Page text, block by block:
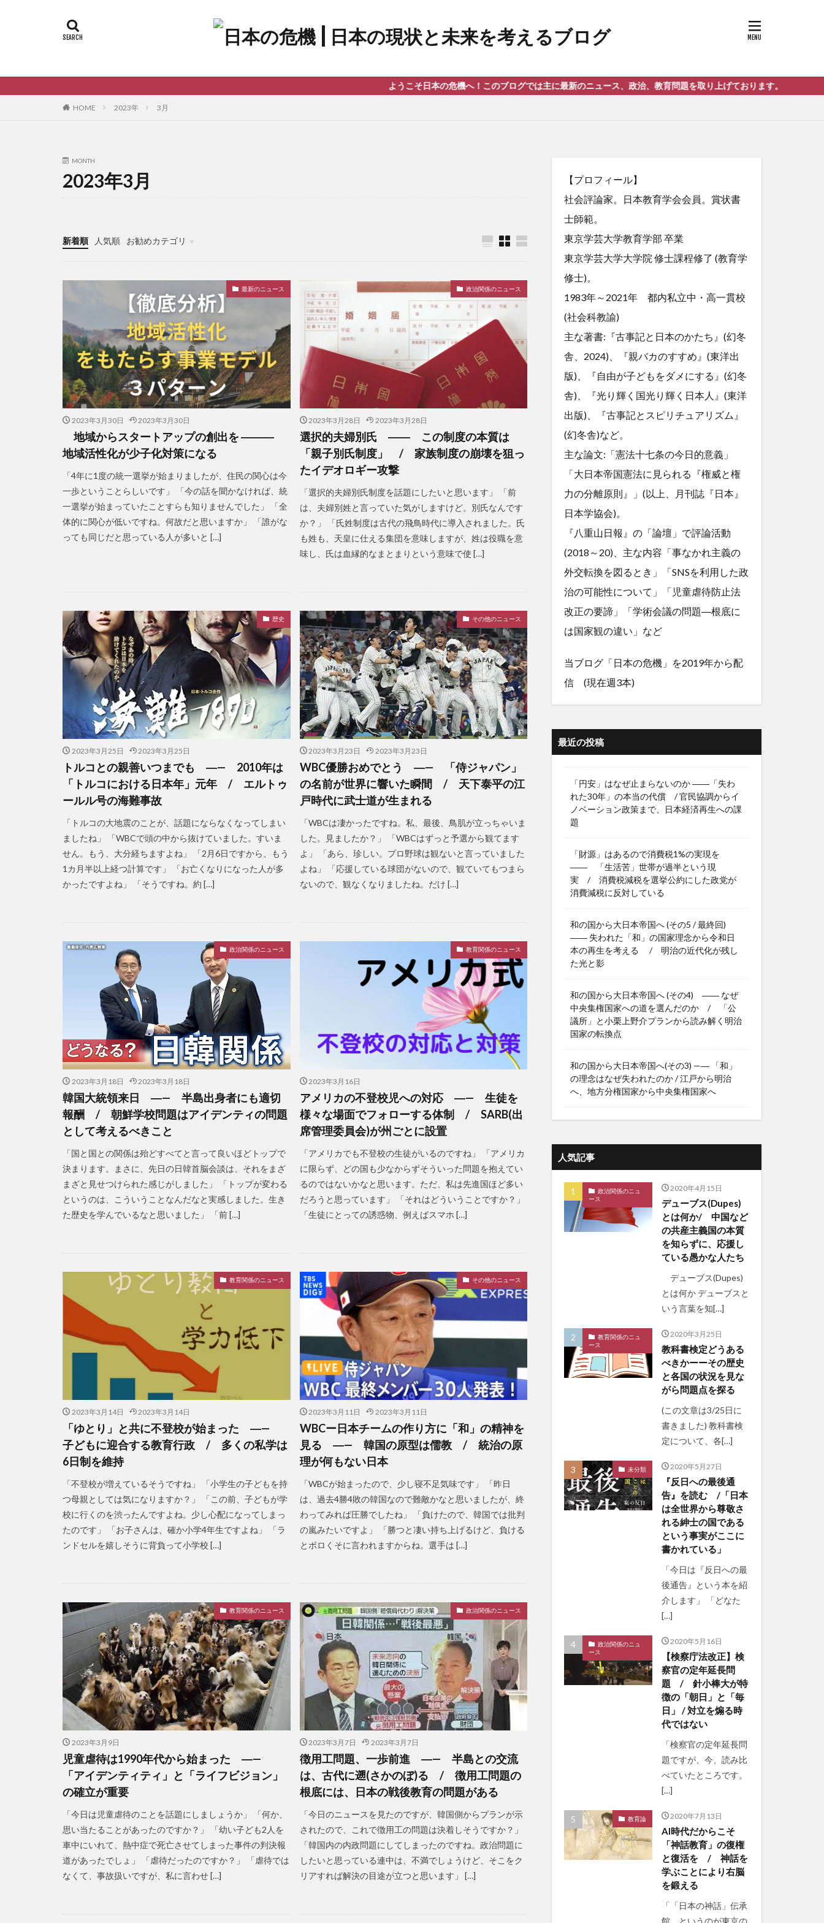
ようこそ日本の危機へ！このブログでは主に最新のニュース、政治、教育問題を取り上げております。
HOME 2023年 3月
MONTH
2023年3月
新着順 人気順
お勧めカテゴリ
未分類
最新のニュース
2023年3月30日 2023年3月30日
地域からスタートアップの創出を ―――
地域活性化が少子化対策になる
「4年に1度の統一選挙が始まりましたが、住民の関心は今
一歩ということらしいです」 「今の話を聞かなければ、統
一選挙が始まっていたことすらも知りませんでした」 「全
体的に関心が低いですね。何故だと思いますか」 「誰がな
っても同じだと思っている人が多いと […]
政治関係のニュース
2023年3月28日 2023年3月28日
選択的夫婦別氏 ―― この制度の本質は
「親子別氏制度」 / 家族制度の崩壊を狙っ
たイデオロギー攻撃
「選択的夫婦別氏制度を話題にしたいと思います」 「前
は、夫婦別姓と言っていた気がしますけど。別氏なんです
か？」 「氏姓制度は古代の飛鳥時代に導入されました。氏
も姓も、天皇に仕える集団を意味しますが、姓は役職を意
味し、氏は血縁的なまとまりという意味で使 […]
歴史
2023年3月25日 2023年3月25日
トルコとの親善いつまでも ―— 2010年は
「トルコにおける日本年」元年 / エルトゥ
ールル号の海難事故
「トルコの大地震のことが、話題にならなくなってしまい
ましたね」 「WBCで頭の中から抜けていました。すいま
せん。もう、大分経ちますよね」 「2月6日ですから、もう
1カ月半以上経つ計算です」 「お亡くなりになった人が多
かったですよね」 「そうですね。約 […]
その他のニュース
2023年3月23日 2023年3月23日
WBC優勝おめでとう ―— 「侍ジャパン」
の名前が世界に響いた瞬間 / 天下泰平の江
戸時代に武士道が生まれる
「WBCは凄かったですね。私、最後、鳥肌が立っちゃいま
した。見ましたか？」 「WBCはずっと予選から観てます
よ」 「あら、珍しい。プロ野球は観ないと言っていました
よね」 「応援している球団がないので、観ていてもつまら
ないので、観なくなりましたね。だけ […]
政治関係のニュース
2023年3月18日 2023年3月18日
韓国大統領来日 ―— 半島出身者にも適切
報酬 / 朝鮮学校問題はアイデンティの問題
として考えるべきこと
「国と国との関係は殆どすべてと言って良いほどトップで
決まります。まさに、先日の日韓首脳会談は、それをまざ
まざと見せつけられた感じがしました」 「トップが変わる
というのは、こういうことなんだなと実感しました。生き
た歴史を学んでいるなと思いました」 「前 […]
教育関係のニュース
2023年3月16日
アメリカの不登校児への対応 ―— 生徒を
様々な場面でフォローする体制 / SARB(出
席管理委員会)が州ごとに設置
「アメリカでも不登校の生徒がいるのですね」 「アメリカ
に限らず、どの国も少なからずそういった問題を抱えてい
るのではないかなと思います。ただ、私は先進国ほど多い
だろうと思っています」 「それはどういうことですか？」
「生徒にとっての誘惑物、例えばスマホ […]
教育関係のニュース
2023年3月14日 2023年3月14日
「ゆとり」と共に不登校が始まった ―—
子どもに迎合する教育行政 / 多くの私学は
6日制を維持
「不登校が増えているそうですね」 「小学生の子どもを持
つ母親としては気になりますか？」 「この前、子どもが学
校に行くのを渋ったんですよね。少し心配になってしまっ
たのです」 「お子さんは、確か小学4年生ですよね」 「ラ
ンドセルを嬉しそうに背負って小学校 […]
その他のニュース
2023年3月11日 2023年3月11日
WBCー日本チームの作り方に「和」の精神を
見る ―— 韓国の原型は儒教 / 統治の原
理が何もない日本
「WBCが始まったので、少し寝不足気味です」 「昨日
は、過去4勝4敗の韓国なので難敵かなと思いましたが、終
わってみれば圧勝でしたね」 「負けたので、韓国では批判
の嵐みたいですよ」 「勝つと凄い持ち上げるけど、負ける
とボロくそに言われますからね。選手は […]
教育関係のニュース
2023年3月9日
児童虐待は1990年代から始まった ―—
「アイデンティティ」と「ライフビジョン」
の確立が重要
「今日は児童虐待のことを話題にしましょうか」 「何か、
思い当たることがあったのですか？」 「幼い子ども2人を
車中にいれて、熱中症で死亡させてしまった事件の判決報
道があったでしょ」 「虐待だったのですか？」 「虐待では
なくて、事故扱いですが、私に言わせ […]
政治関係のニュース
2023年3月7日 2023年3月7日
徴用工問題、一歩前進 ―— 半島との交流
は、古代に遡(さかのぼ)る / 徴用工問題の
根底には、日本の戦後教育の問題がある
「今日のニュースを見たのですが、韓国側からプランが示
されたので、これで徴用工の問題は決着しそうですか？」
「韓国内の内政問題にしてしまったのですね。政治問題に
したいと思っている連中は、不満でしょうけど、そこをク
リアすれば解決の目途が立つと思います」 […]
【プロフィール】
社会評論家。日本教育学会会員。賞状書
士師範。
東京学芸大学教育学部 卒業
東京学芸大学大学院 修士課程修了 (教育学
修士)。
1983年～2021年 都内私立中・高一貫校
(社会科教諭)
主な著書:『古事記と日本のかたち』(幻冬
舎、2024)、『親バカのすすめ』(東洋出
版)、『自由が子どもをダメにする』(幻冬
舎)、『光り輝く国光り輝く日本人』(東洋
出版)、『古事記とスピリチュアリズム』
(幻冬舎)など。
主な論文:「憲法十七条の今日的意義」
「大日本帝国憲法に見られる『権威と権
力の分離原則』」(以上、月刊誌『日本』
日本学協会)。
『八重山日報』の「論壇」で評論活動
(2018～20)、主な内容「事なかれ主義の
外交転換を図るとき」「SNSを利用した政
治の可能性について」「児童虐待防止法
改正の要諦」「学術会議の問題―根底に
は国家観の違い」など
当ブログ「日本の危機」を2019年から配
信 (現在週3本)
最近の投稿
「円安」はなぜ止まらないのか ――「失わ
れた30年」の本当の代償 / 官民協調からイ
ノベーション政策まで、日本経済再生への課
題
「財源」はあるので消費税1%の実現を
―― 「生活苦」世帯が過半という現
実 / 消費税減税を選挙公約にした政党が
消費減税に反対している
和の国から大日本帝国へ (その5 / 最終回)
―― 失われた「和」の国家理念から令和日
本の再生を考える / 明治の近代化が残し
た光と影
和の国から大日本帝国へ (その4) ―― なぜ
中央集権国家への道を選んだのか / 「公
議所」と小栗上野介プランから読み解く明治
国家の転換点
和の国から大日本帝国へ(その3) —― 「和」
の理念はなぜ失われたのか / 江戸から明治
へ、地方分権国家から中央集権国家へ
人気記事
政治関係のニュ
ース
2020年4月15日
デューブス(Dupes)
とは何か/ 中国など
の共産主義国の本質
を知らずに、応援し
ている愚かな人たち
デューブス(Dupes)
とは何か デューブスと
いう言葉を知[…]
教育関係のニュ
ース
2020年3月25日
教科書検定どうある
べきかーーその歴史
と各国の状況を見な
がら問題点を探る
(この文章は3/25日に
書きました) 教科書検
定について、各[…]
未分類 2020年5月27日
『反日への最後通
告』を読む /「日本
は全世界から尊敬さ
れる紳士の国である
という事実がここに
書かれている」
「今日は『反日への最
後通告』という本を紹
介します」 「どなた
[…]
政治関係のニュ
ース
2020年5月16日
【検察庁法改正】検
察官の定年延長問
題 / 針小棒大が特
徴の「朝日」と「毎
日」 / 対立を煽る時
代ではない
「検察官の定年延長問
題ですが、今、読み比
べていたところです。
[…]
教育論 2020年7月13日
AI時代だからこそ
「神話教育」の復権
と復活を / 神話を
学ぶことにより右脳
を鍛える
「「日本の神話」伝承
館、というのが東京の